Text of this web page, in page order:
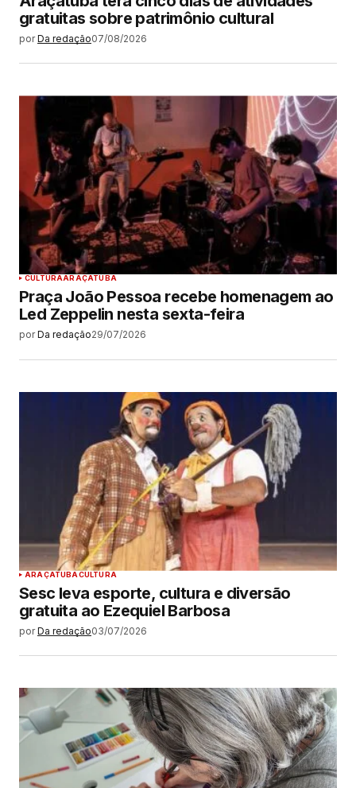
gratuitas sobre patrimônio cultural
por Da redação07/08/2026
CULTURAARAÇATUBA
Praça João Pessoa recebe homenagem ao
Led Zeppelin nesta sexta-feira
por Da redação29/07/2026
ARAÇATUBACULTURA
Sesc leva esporte, cultura e diversão
gratuita ao Ezequiel Barbosa
por Da redação03/07/2026